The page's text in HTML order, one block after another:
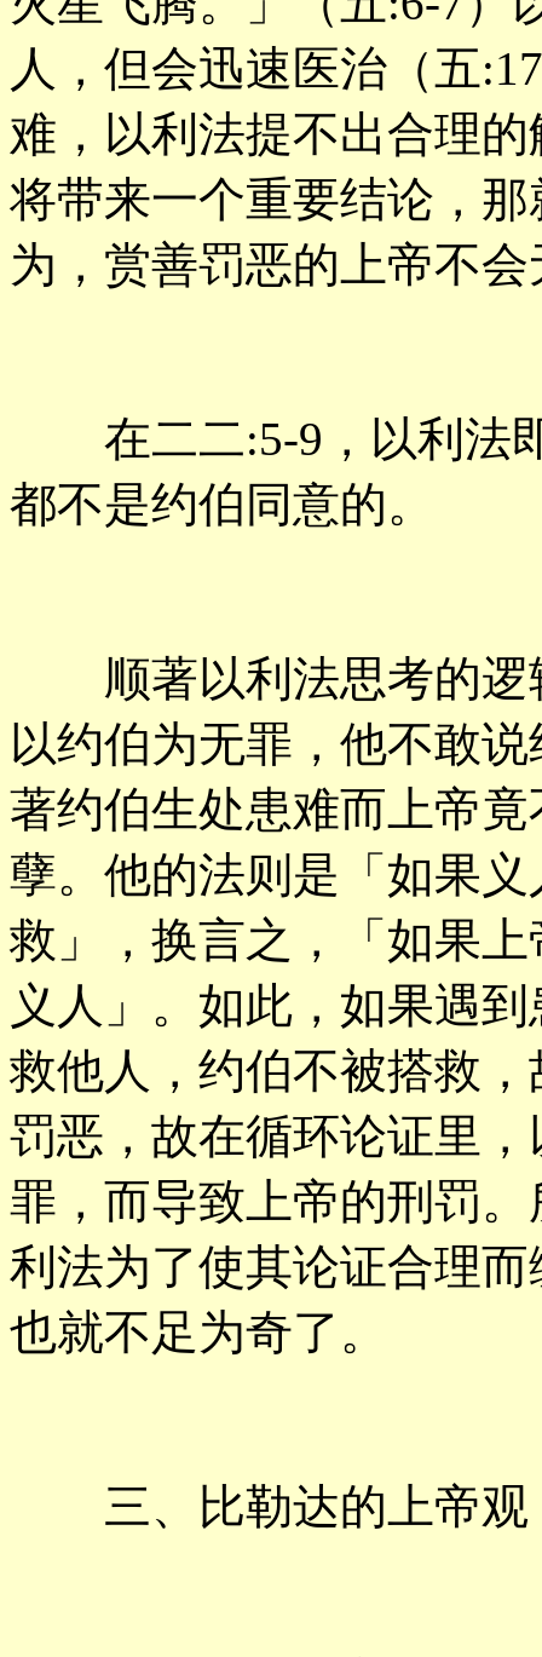
人，但会迅速医治（五
难，以利法提不出合理
将带来一个重要结论，
为，赏善罚恶的上帝不
在二二:5-9，以利法
都不是约伯同意的。
顺著以利法思考的逻
以约伯为无罪，他不敢
著约伯生处患难而上帝
孽。他的法则是「如果
救」，换言之，「如果
义人」。如此，如果遇
救他人，约伯不被搭救
罚恶，故在循环论证里
罪，而导致上帝的刑罚
利法为了使其论证合理
也就不足为奇了。
三、比勒达的上帝观